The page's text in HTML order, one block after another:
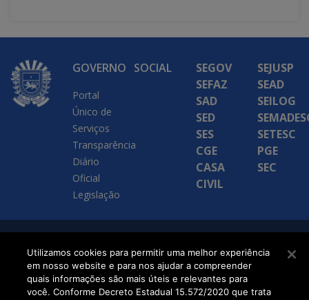
GOVERNO
Portal
Único de
Serviços
Transparência
Diário
Oficial
Legislação
SOCIAL
SEGOV
SEFAZ
SAD
SED
SES
CGE
CASA
CIVIL
SEJUSP
SEAD
SEILOG
SETESC
PGE
SEC
SETDIG | Secretaria-
Executiva de
Transformação Digital
Utilizamos cookies para permitir uma melhor experiência
em nosso website e para nos ajudar a compreender
quais informações são mais úteis e relevantes para
você. Conforme Decreto Estadual 15.572/2020 que trata